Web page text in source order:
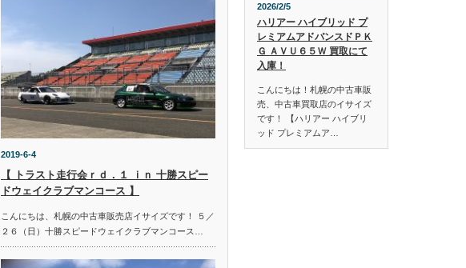
2019-6-4
【 トラスト走行会ｒｄ．１ ｉｎ 十勝スピー
ドウェイクラブマンコース 】
こんにちは、札幌の中古車販売店イサイズです！ ５／
２６（日）十勝スピードウェイクラブマンコース…
2026/2/5
ハリアー ハイブリッド プ
レミアムアドバンスドＰＫ
Ｇ ＡＶＵ６５Ｗ 買取にて
入庫！
こんにちは！札幌の中古車販
売、中古車買取店のイサイズ
です！ 【ハリアー ハイブリ
ッド プレミアムア…